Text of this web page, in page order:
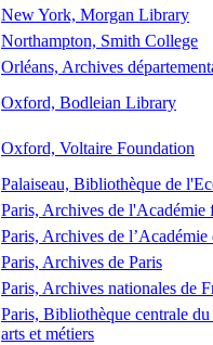
New York, Morgan Library
Northampton, Smith College
Orléans, Archives
Oxford, Bodleian Library
Oxford, Voltaire Foundation
Palaiseau, Bibliothèque de
Paris, Archives de l'Académie
Paris, Archives de l’Académie
Paris, Archives de Paris
Paris, Archives nationales de
Paris, Bibliothèque centrale
arts et métiers